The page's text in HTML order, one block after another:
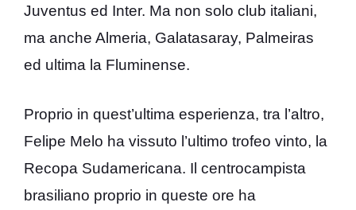
Juventus ed Inter. Ma non solo club italiani,
ma anche Almeria, Galatasaray, Palmeiras
ed ultima la Fluminense.
Proprio in quest’ultima esperienza, tra l’altro,
Felipe Melo ha vissuto l’ultimo trofeo vinto, la
Recopa Sudamericana. Il centrocampista
brasiliano proprio in queste ore ha